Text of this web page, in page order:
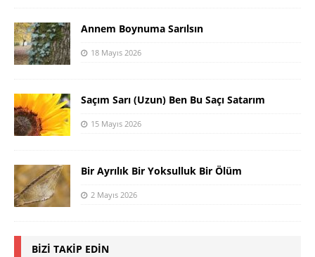
Annem Boynuma Sarılsın
18 Mayıs 2026
Saçım Sarı (Uzun) Ben Bu Saçı Satarım
15 Mayıs 2026
Bir Ayrılık Bir Yoksulluk Bir Ölüm
2 Mayıs 2026
BIZI TAKIP EDIN